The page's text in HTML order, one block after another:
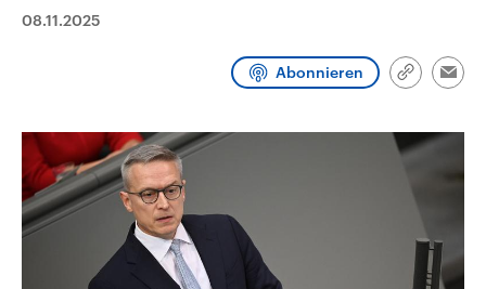
Sachsen-Anhalt wählt am 6.
Bundesland von einer Koalition aus
und Hintergründe zu den Parteien
und Kandidaten der anstehenden
Wahl.
den mächtigsten Ländern
mit großem Einfluss auf
aktuelle Weltgeschehen.
Sendungen Programm
Audio-Archiv
08.11.2025
Abonnieren
Link